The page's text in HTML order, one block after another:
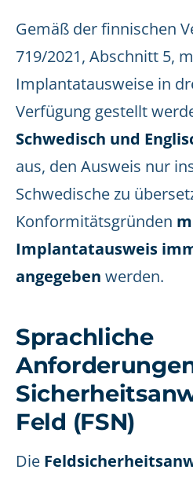
Gemäß der finnischen
719/2021, Abschnitt 5,
Implantatausweise in
Verfügung gestellt
Schwedisch und
aus, den Ausweis nur
Schwedische zu
Konformitätsgründen
Implantatausweis
angegeben werden.
Sprachliche
Feld (FSN)
Die